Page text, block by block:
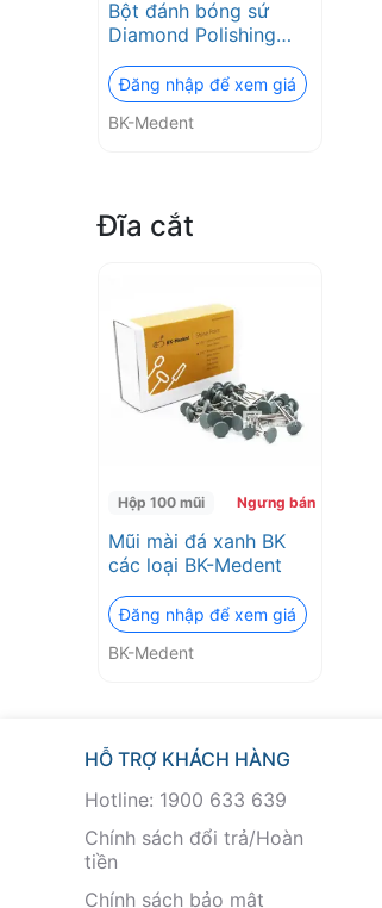
Bột đánh bóng sứ
Diamond Polishing
Đăng nhập để xem giá
BK-Medent
Đĩa cắt
Hộp 100 mũi Ngưng bán
Mũi mài đá xanh BK
các loại BK-Medent
Đăng nhập để xem giá
BK-Medent
HỖ TRỢ KHÁCH HÀNG
Hotline: 1900 633 639
Chính sách đổi trả/Hoàn
tiền
Chính sách bảo mật